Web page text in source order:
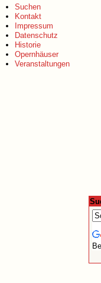
Suchen
Kontakt
Impressum
Datenschutz
Historie
Opernhäuser
Veranstaltungen